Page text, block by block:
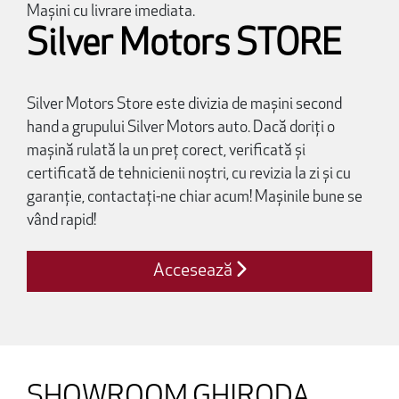
Mașini cu livrare imediata.
Silver Motors STORE
Silver Motors Store este divizia de mașini second
hand a grupului Silver Motors auto. Dacă doriți o
mașină rulată la un preț corect, verificată și
certificată de tehnicienii noștri, cu revizia la zi și cu
garanție, contactați-ne chiar acum! Mașinile bune se
vând rapid!
Accesează